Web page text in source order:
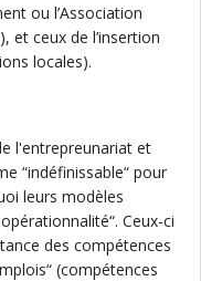
ou l’Association
et ceux de l’insertion
locales).
l'entrepreunariat et
“indéfinissable“ pour
leurs modèles
Ceux-ci
des compétences
(compétences